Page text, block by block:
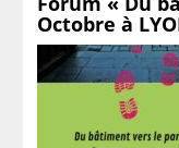
Octobre à